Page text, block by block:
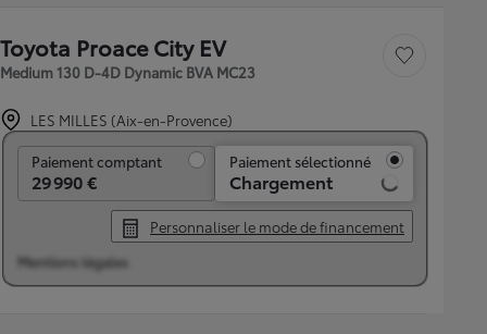
Toyota Proace City EV
Medium 130 D-4D Dynamic BVA MC23
Sauvegarder le
LES MILLES (Aix-en-Provence)
Paiement comptant
29 990 €
Paiement sélectionné
Chargement
Personnaliser le mode de financement
Mentions légales